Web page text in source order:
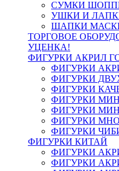
СУМКИ
УШКИ И
ШАПКИ
ТОРГОВОЕ
УЦЕНКА!
ФИГУРКИ АКРИЛ
ФИГУРКИ
ФИГУРКИ
ФИГУРКИ
ФИГУРКИ
ФИГУРКИ
ФИГУРКИ
ФИГУРКИ
ФИГУРКИ КИТАЙ
ФИГУРКИ
ФИГУРКИ